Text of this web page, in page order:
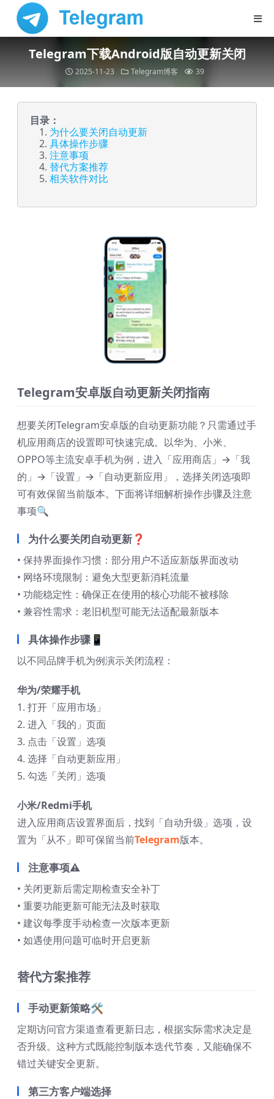
Telegram下载Android版自动更新关闭
2025-11-23 Telegram博客 39
目录：
为什么要关闭自动更新
具体操作步骤
注意事项
替代方案推荐
相关软件对比
Telegram安卓版自动更新关闭指南
想要关闭Telegram安卓版的自动更新功能？只需通过手
机应用商店的设置即可快速完成。以华为、小米、
OPPO等主流安卓手机为例，进入「应用商店」→「我
的」→「设置」→「自动更新应用」，选择关闭选项即
可有效保留当前版本。下面将详细解析操作步骤及注意
事项🔍
为什么要关闭自动更新❓
• 保持界面操作习惯：部分用户不适应新版界面改动
• 网络环境限制：避免大型更新消耗流量
• 功能稳定性：确保正在使用的核心功能不被移除
• 兼容性需求：老旧机型可能无法适配最新版本
具体操作步骤📱
以不同品牌手机为例演示关闭流程：
华为/荣耀手机
1. 打开「应用市场」
2. 进入「我的」页面
3. 点击「设置」选项
4. 选择「自动更新应用」
5. 勾选「关闭」选项
小米/Redmi手机
进入应用商店设置界面后，找到「自动升级」选项，设
置为「从不」即可保留当前Telegram版本。
注意事项⚠️
• 关闭更新后需定期检查安全补丁
• 重要功能更新可能无法及时获取
• 建议每季度手动检查一次版本更新
• 如遇使用问题可临时开启更新
替代方案推荐
手动更新策略🛠️
定期访问官方渠道查看更新日志，根据实际需求决定是
否升级。这种方式既能控制版本迭代节奏，又能确保不
错过关键安全更新。
第三方客户端选择